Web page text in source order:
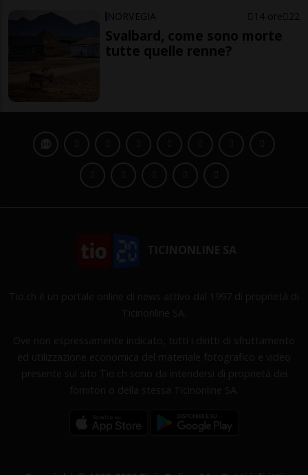
NORVEGIA 14 ore 22
Svalbard, come sono morte
tutte quelle renne?